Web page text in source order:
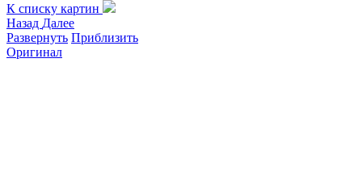
К списку картин
Назад Далее
Развернуть Приблизить
Оригинал